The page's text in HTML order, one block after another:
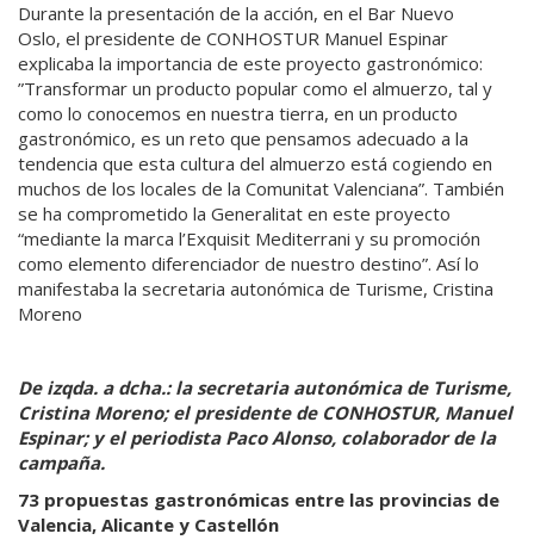
Durante la presentación de la acción, en el Bar Nuevo
Oslo, el presidente de CONHOSTUR Manuel Espinar
explicaba la importancia de este proyecto gastronómico:
”Transformar un producto popular como el almuerzo, tal y
como lo conocemos en nuestra tierra, en un producto
gastronómico, es un reto que pensamos adecuado a la
tendencia que esta cultura del almuerzo está cogiendo en
muchos de los locales de la Comunitat Valenciana”. También
se ha comprometido la Generalitat en este proyecto
“mediante la marca l’Exquisit Mediterrani y su promoción
como elemento diferenciador de nuestro destino”. Así lo
manifestaba la secretaria autonómica de Turisme, Cristina
Moreno
De izqda. a dcha.: la secretaria autonómica de Turisme,
Cristina Moreno; el presidente de CONHOSTUR, Manuel
Espinar; y el periodista Paco Alonso, colaborador de la
campaña.
73 propuestas gastronómicas entre las provincias de
Valencia, Alicante y Castellón